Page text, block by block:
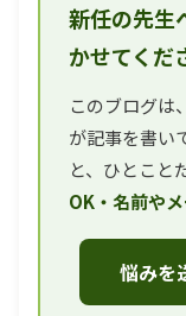
新任の先生
かせてくだ
このブログは
が記事を書い
と、ひとこと
OK・名前や
悩みを